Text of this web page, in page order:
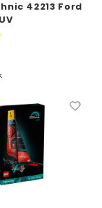
42213 Ford